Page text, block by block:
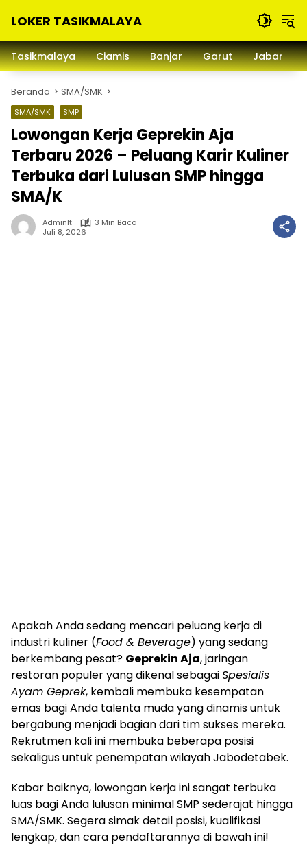
LOKER TASIKMALAYA
Lowongan
Kerja
dan
Sekitarna
Tasikmalaya Ciamis Banjar Garut Jabar
Beranda SMA/SMK
SMA/SMK SMP
Lowongan Kerja Geprekin Aja
Terbaru 2026 – Peluang Karir Kuliner
Terbuka dari Lulusan SMP hingga
SMA/K
Adminlt
3 Min Baca
Juli 8, 2026
Apakah Anda sedang mencari peluang kerja di
industri kuliner (Food & Beverage) yang sedang
berkembang pesat? Geprekin Aja, jaringan
restoran populer yang dikenal sebagaiSpesialis
Ayam Geprek, kembali membuka kesempatan
emas bagi Anda talenta muda yang dinamis untuk
bergabung menjadi bagian dari tim sukses mereka.
Rekrutmen kali ini membuka beberapa posisi
sekaligus untuk penempatan wilayah Jabodetabek.
Kabar baiknya, lowongan kerja ini sangat terbuka
luas bagi Anda lulusan minimal SMP sederajat hingga
SMA/SMK. Segera simak detail posisi, kualifikasi
lengkap, dan cara pendaftarannya di bawah ini!